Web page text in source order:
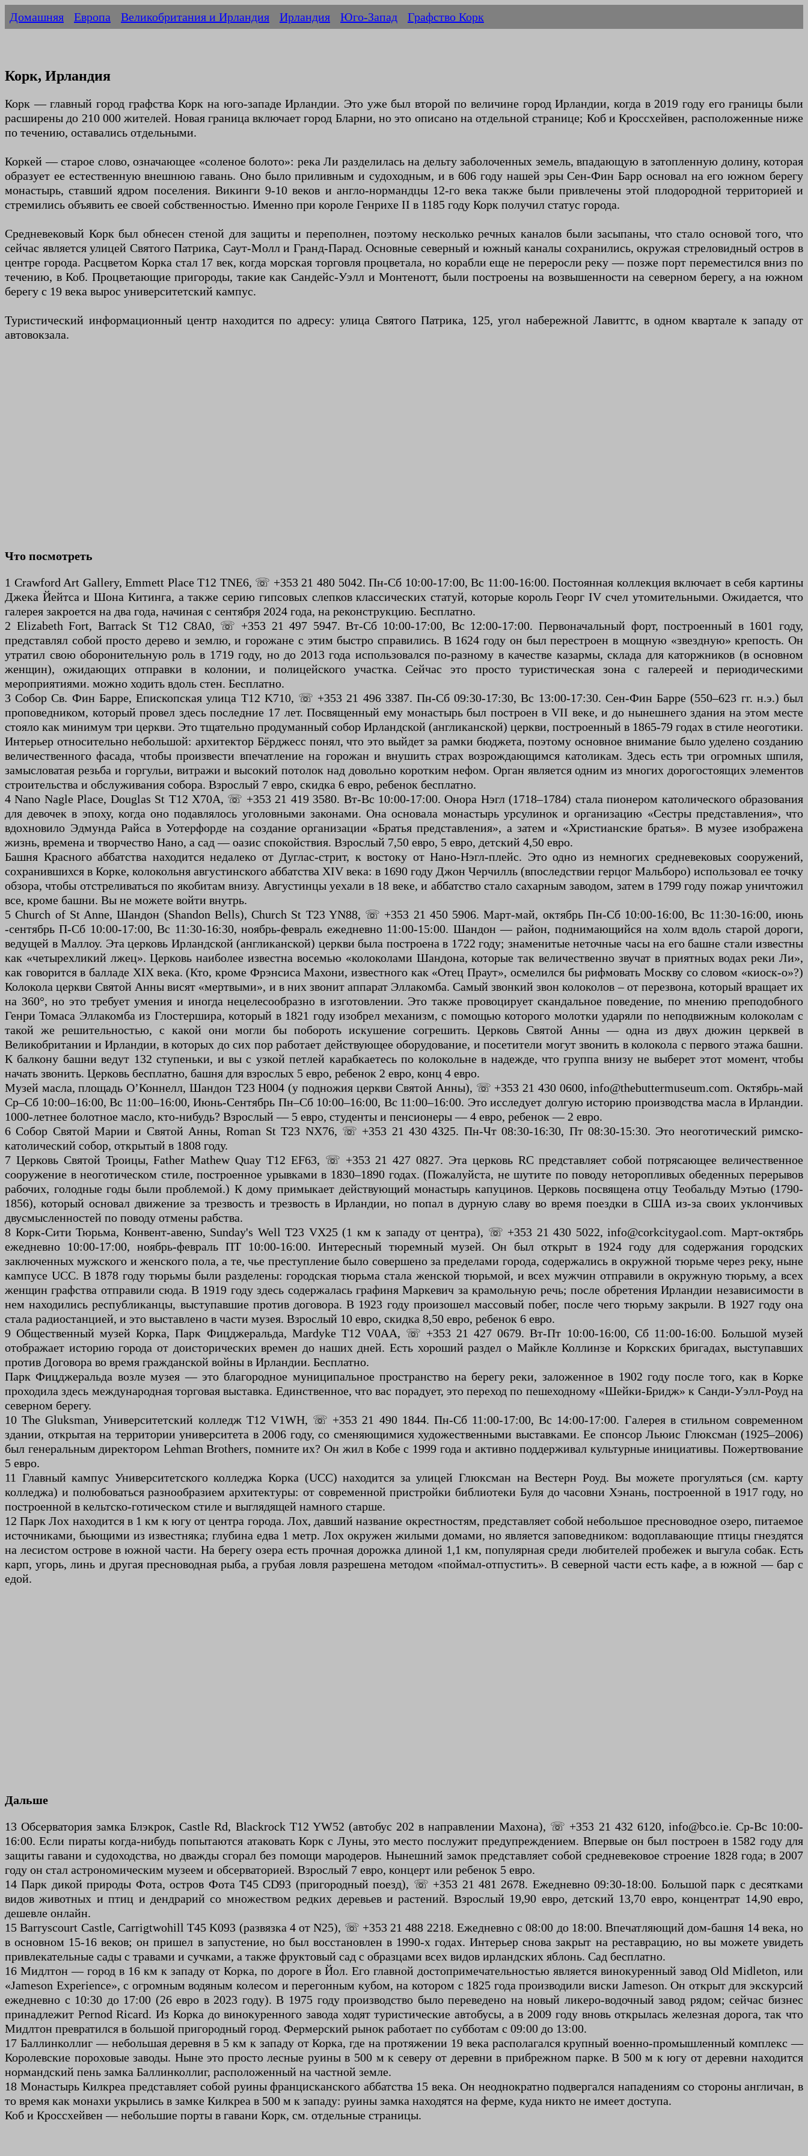
Домашняя Европа Великобритания и Ирландия Ирландия Юго-Запад Графство Корк
Корк, Ирландия
Корк — главный город графства Корк на юго-западе Ирландии. Это уже был второй по величине город Ирландии, когда в 2019 году его границы были
расширены до 210 000 жителей. Новая граница включает город Бларни, но это описано на отдельной странице; Коб и Кроссхейвен, расположенные ниже
по течению, оставались отдельными.
Коркей — старое слово, означающее «соленое болото»: река Ли разделилась на дельту заболоченных земель, впадающую в затопленную долину, которая
образует ее естественную внешнюю гавань. Оно было приливным и судоходным, и в 606 году нашей эры Сен-Фин Барр основал на его южном берегу
монастырь, ставший ядром поселения. Викинги 9-10 веков и англо-нормандцы 12-го века также были привлечены этой плодородной территорией и
стремились объявить ее своей собственностью. Именно при короле Генрихе II в 1185 году Корк получил статус города.
Средневековый Корк был обнесен стеной для защиты и переполнен, поэтому несколько речных каналов были засыпаны, что стало основой того, что
сейчас является улицей Святого Патрика, Саут-Молл и Гранд-Парад. Основные северный и южный каналы сохранились, окружая стреловидный остров в
центре города. Расцветом Корка стал 17 век, когда морская торговля процветала, но корабли еще не переросли реку — позже порт переместился вниз по
течению, в Коб. Процветающие пригороды, такие как Сандейс-Уэлл и Монтенотт, были построены на возвышенности на северном берегу, а на южном
берегу с 19 века вырос университетский кампус.
Туристический информационный центр находится по адресу: улица Святого Патрика, 125, угол набережной Лавиттс, в одном квартале к западу от
автовокзала.
Что посмотреть
1 Crawford Art Gallery, Emmett Place T12 TNE6, ☏ +353 21 480 5042. Пн-Сб 10:00-17:00, Вс 11:00-16:00. Постоянная коллекция включает в себя картины
Джека Йейтса и Шона Китинга, а также серию гипсовых слепков классических статуй, которые король Георг IV счел утомительными. Ожидается, что
галерея закроется на два года, начиная с сентября 2024 года, на реконструкцию. Бесплатно.
2 Elizabeth Fort, Barrack St T12 C8A0, ☏ +353 21 497 5947. Вт-Сб 10:00-17:00, Вс 12:00-17:00. Первоначальный форт, построенный в 1601 году,
представлял собой просто дерево и землю, и горожане с этим быстро справились. В 1624 году он был перестроен в мощную «звездную» крепость. Он
утратил свою оборонительную роль в 1719 году, но до 2013 года использовался по-разному в качестве казармы, склада для каторжников (в основном
женщин), ожидающих отправки в колонии, и полицейского участка. Сейчас это просто туристическая зона с галереей и периодическими
мероприятиями. можно ходить вдоль стен. Бесплатно.
3 Собор Св. Фин Барре, Епископская улица T12 K710, ☏ +353 21 496 3387. Пн-Сб 09:30-17:30, Вс 13:00-17:30. Сен-Фин Барре (550–623 гг. н.э.) был
проповедником, который провел здесь последние 17 лет. Посвященный ему монастырь был построен в VII веке, и до нынешнего здания на этом месте
стояло как минимум три церкви. Это тщательно продуманный собор Ирландской (англиканской) церкви, построенный в 1865-79 годах в стиле неоготики.
Интерьер относительно небольшой: архитектор Бёрджесс понял, что это выйдет за рамки бюджета, поэтому основное внимание было уделено созданию
величественного фасада, чтобы произвести впечатление на горожан и внушить страх возрождающимся католикам. Здесь есть три огромных шпиля,
замысловатая резьба и горгульи, витражи и высокий потолок над довольно коротким нефом. Орган является одним из многих дорогостоящих элементов
строительства и обслуживания собора. Взрослый 7 евро, скидка 6 евро, ребенок бесплатно.
4 Nano Nagle Place, Douglas St T12 X70A, ☏ +353 21 419 3580. Вт-Вс 10:00-17:00. Онора Нэгл (1718–1784) стала пионером католического образования
для девочек в эпоху, когда оно подавлялось уголовными законами. Она основала монастырь урсулинок и организацию «Сестры представления», что
вдохновило Эдмунда Райса в Уотерфорде на создание организации «Братья представления», а затем и «Христианские братья». В музее изображена
жизнь, времена и творчество Нано, а сад — оазис спокойствия. Взрослый 7,50 евро, 5 евро, детский 4,50 евро.
Башня Красного аббатства находится недалеко от Дуглас-стрит, к востоку от Нано-Нэгл-плейс. Это одно из немногих средневековых сооружений,
сохранившихся в Корке, колокольня августинского аббатства XIV века: в 1690 году Джон Черчилль (впоследствии герцог Мальборо) использовал ее точку
обзора, чтобы отстреливаться по якобитам внизу. Августинцы уехали в 18 веке, и аббатство стало сахарным заводом, затем в 1799 году пожар уничтожил
все, кроме башни. Вы не можете войти внутрь.
5 Church of St Anne, Шандон (Shandon Bells), Church St T23 YN88, ☏ +353 21 450 5906. Март-май, октябрь Пн-Сб 10:00-16:00, Вс 11:30-16:00, июнь
-сентябрь П-Сб 10:00-17:00, Вс 11:30-16:30, ноябрь-февраль ежедневно 11:00-15:00. Шандон — район, поднимающийся на холм вдоль старой дороги,
ведущей в Маллоу. Эта церковь Ирландской (англиканской) церкви была построена в 1722 году; знаменитые неточные часы на его башне стали известны
как «четырехликий лжец». Церковь наиболее известна восемью «колоколами Шандона, которые так величественно звучат в приятных водах реки Ли»,
как говорится в балладе XIX века. (Кто, кроме Фрэнсиса Махони, известного как «Отец Праут», осмелился бы рифмовать Москву со словом «киоск-о»?)
Колокола церкви Святой Анны висят «мертвыми», и в них звонит аппарат Эллакомба. Самый звонкий звон колоколов – от перезвона, который вращает их
на 360°, но это требует умения и иногда нецелесообразно в изготовлении. Это также провоцирует скандальное поведение, по мнению преподобного
Генри Томаса Эллакомба из Глостершира, который в 1821 году изобрел механизм, с помощью которого молотки ударяли по неподвижным колоколам с
такой же решительностью, с какой они могли бы побороть искушение согрешить. Церковь Святой Анны — одна из двух дюжин церквей в
Великобритании и Ирландии, в которых до сих пор работает действующее оборудование, и посетители могут звонить в колокола с первого этажа башни.
К балкону башни ведут 132 ступеньки, и вы с узкой петлей карабкаетесь по колокольне в надежде, что группа внизу не выберет этот момент, чтобы
начать звонить. Церковь бесплатно, башня для взрослых 5 евро, ребенок 2 евро, конц 4 евро.
Музей масла, площадь О’Коннелл, Шандон T23 H004 (у подножия церкви Святой Анны), ☏ +353 21 430 0600, info@thebuttermuseum.com. Октябрь-май
Ср–Сб 10:00–16:00, Вс 11:00–16:00, Июнь-Сентябрь Пн–Сб 10:00–16:00, Вс 11:00–16:00. Это исследует долгую историю производства масла в Ирландии.
1000-летнее болотное масло, кто-нибудь? Взрослый — 5 евро, студенты и пенсионеры — 4 евро, ребенок — 2 евро.
6 Собор Святой Марии и Святой Анны, Roman St T23 NX76, ☏ +353 21 430 4325. Пн-Чт 08:30-16:30, Пт 08:30-15:30. Это неоготический римско-
католический собор, открытый в 1808 году.
7 Церковь Святой Троицы, Father Mathew Quay T12 EF63, ☏ +353 21 427 0827. Эта церковь RC представляет собой потрясающее величественное
сооружение в неоготическом стиле, построенное урывками в 1830–1890 годах. (Пожалуйста, не шутите по поводу неторопливых обеденных перерывов
рабочих, голодные годы были проблемой.) К дому примыкает действующий монастырь капуцинов. Церковь посвящена отцу Теобальду Мэтью (1790-
1856), который основал движение за трезвость и трезвость в Ирландии, но попал в дурную славу во время поездки в США из-за своих уклончивых
двусмысленностей по поводу отмены рабства.
8 Корк-Сити Тюрьма, Конвент-авеню, Sunday's Well T23 VX25 (1 км к западу от центра), ☏ +353 21 430 5022, info@corkcitygaol.com. Март-октябрь
ежедневно 10:00-17:00, ноябрь-февраль ПТ 10:00-16:00. Интересный тюремный музей. Он был открыт в 1924 году для содержания городских
заключенных мужского и женского пола, а те, чье преступление было совершено за пределами города, содержались в окружной тюрьме через реку, ныне
кампусе UCC. В 1878 году тюрьмы были разделены: городская тюрьма стала женской тюрьмой, и всех мужчин отправили в окружную тюрьму, а всех
женщин графства отправили сюда. В 1919 году здесь содержалась графиня Маркевич за крамольную речь; после обретения Ирландии независимости в
нем находились республиканцы, выступавшие против договора. В 1923 году произошел массовый побег, после чего тюрьму закрыли. В 1927 году она
стала радиостанцией, и это выставлено в части музея. Взрослый 10 евро, скидка 8,50 евро, ребенок 6 евро.
9 Общественный музей Корка, Парк Фицджеральда, Mardyke T12 V0AA, ☏ +353 21 427 0679. Вт-Пт 10:00-16:00, Сб 11:00-16:00. Большой музей
отображает историю города от доисторических времен до наших дней. Есть хороший раздел о Майкле Коллинзе и Коркских бригадах, выступавших
против Договора во время гражданской войны в Ирландии. Бесплатно.
Парк Фицджеральда возле музея — это благородное муниципальное пространство на берегу реки, заложенное в 1902 году после того, как в Корке
проходила здесь международная торговая выставка. Единственное, что вас порадует, это переход по пешеходному «Шейки-Бридж» к Санди-Уэлл-Роуд на
северном берегу.
10 The Gluksman, Университетский колледж T12 V1WH, ☏ +353 21 490 1844. Пн-Сб 11:00-17:00, Вс 14:00-17:00. Галерея в стильном современном
здании, открытая на территории университета в 2006 году, со сменяющимися художественными выставками. Ее спонсор Льюис Глюксман (1925–2006)
был генеральным директором Lehman Brothers, помните их? Он жил в Кобе с 1999 года и активно поддерживал культурные инициативы. Пожертвование
5 евро.
11 Главный кампус Университетского колледжа Корка (UCC) находится за улицей Глюксман на Вестерн Роуд. Вы можете прогуляться (см. карту
колледжа) и полюбоваться разнообразием архитектуры: от современной пристройки библиотеки Буля до часовни Хэнань, построенной в 1917 году, но
построенной в кельтско-готическом стиле и выглядящей намного старше.
12 Парк Лох находится в 1 км к югу от центра города. Лох, давший название окрестностям, представляет собой небольшое пресноводное озеро, питаемое
источниками, бьющими из известняка; глубина едва 1 метр. Лох окружен жилыми домами, но является заповедником: водоплавающие птицы гнездятся
на лесистом острове в южной части. На берегу озера есть прочная дорожка длиной 1,1 км, популярная среди любителей пробежек и выгула собак. Есть
карп, угорь, линь и другая пресноводная рыба, а грубая ловля разрешена методом «поймал-отпустить». В северной части есть кафе, а в южной — бар с
едой.
Дальше
13 Обсерватория замка Блэкрок, Castle Rd, Blackrock T12 YW52 (автобус 202 в направлении Махона), ☏ +353 21 432 6120, info@bco.ie. Ср-Вс 10:00-
16:00. Если пираты когда-нибудь попытаются атаковать Корк с Луны, это место послужит предупреждением. Впервые он был построен в 1582 году для
защиты гавани и судоходства, но дважды сгорал без помощи мародеров. Нынешний замок представляет собой средневековое строение 1828 года; в 2007
году он стал астрономическим музеем и обсерваторией. Взрослый 7 евро, концерт или ребенок 5 евро.
14 Парк дикой природы Фота, остров Фота T45 CD93 (пригородный поезд), ☏ +353 21 481 2678. Ежедневно 09:30-18:00. Большой парк с десятками
видов животных и птиц и дендрарий со множеством редких деревьев и растений. Взрослый 19,90 евро, детский 13,70 евро, концентрат 14,90 евро,
дешевле онлайн.
15 Barryscourt Castle, Carrigtwohill T45 K093 (развязка 4 от N25), ☏ +353 21 488 2218. Ежедневно с 08:00 до 18:00. Впечатляющий дом-башня 14 века, но
в основном 15-16 веков; он пришел в запустение, но был восстановлен в 1990-х годах. Интерьер снова закрыт на реставрацию, но вы можете увидеть
привлекательные сады с травами и сучками, а также фруктовый сад с образцами всех видов ирландских яблонь. Сад бесплатно.
16 Мидлтон — город в 16 км к западу от Корка, по дороге в Йол. Его главной достопримечательностью является винокуренный завод Old Midleton, или
«Jameson Experience», с огромным водяным колесом и перегонным кубом, на котором с 1825 года производили виски Jameson. Он открыт для экскурсий
ежедневно с 10:30 до 17:00 (26 евро в 2023 году). В 1975 году производство было переведено на новый ликеро-водочный завод рядом; сейчас бизнес
принадлежит Pernod Ricard. Из Корка до винокуренного завода ходят туристические автобусы, а в 2009 году вновь открылась железная дорога, так что
Мидлтон превратился в большой пригородный город. Фермерский рынок работает по субботам с 09:00 до 13:00.
17 Баллинколлиг — небольшая деревня в 5 км к западу от Корка, где на протяжении 19 века располагался крупный военно-промышленный комплекс —
Королевские пороховые заводы. Ныне это просто лесные руины в 500 м к северу от деревни в прибрежном парке. В 500 м к югу от деревни находится
нормандский пень замка Баллинколлиг, расположенный на частной земле.
18 Монастырь Килкреа представляет собой руины францисканского аббатства 15 века. Он неоднократно подвергался нападениям со стороны англичан, в
то время как монахи укрылись в замке Килкреа в 500 м к западу: руины замка находятся на ферме, куда никто не имеет доступа.
Коб и Кроссхейвен — небольшие порты в гавани Корк, см. отдельные страницы.